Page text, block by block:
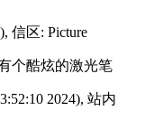
信区: Picture
个酷炫的激光笔
2024), 站内